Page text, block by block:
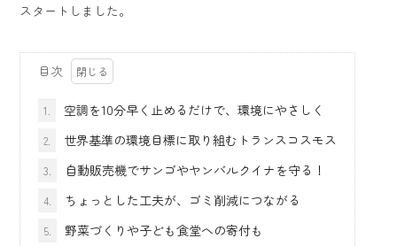
スタートしました。
目次
1. 空調を10分早く止めるだけで、環境にやさしく
2. 世界基準の環境目標に取り組むトランスコスモス
3. 自動販売機でサンゴやヤンバルクイナを守る！
4. ちょっとした工夫が、ゴミ削減につながる
5. 野菜づくりや子ども食堂への寄付も